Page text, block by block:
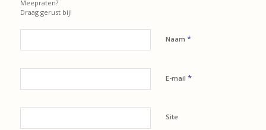
Meepraten?
Draag gerust bij!
Naam *
E-mail *
Site